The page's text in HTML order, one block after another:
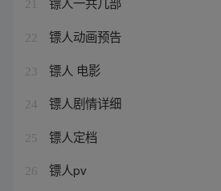
21
22 镖人动画预告
23 镖人 电影
24 镖人剧情详细
25 镖人定档
26 镖人pv